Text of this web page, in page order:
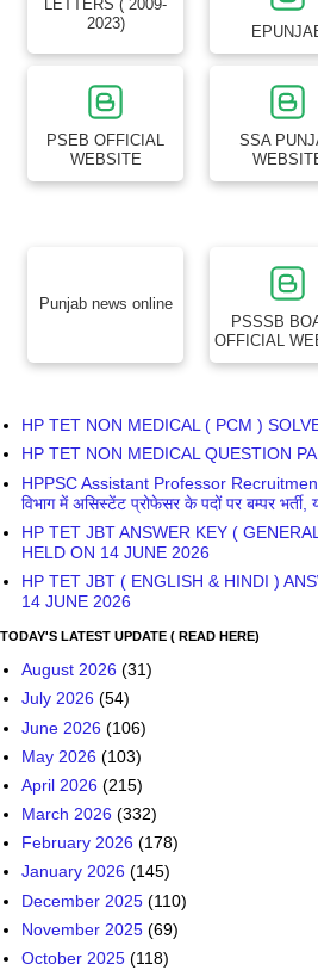
LETTERS ( 2009-
2023)
PSEB OFFICIAL
WEBSITE
SSA
Punjab news online
PSSSB
OFFICIAL
HP TET NON MEDICAL ( PCM )
HP TET NON MEDICAL QUESTION
HPPSC Assistant Professor Recruitment
विभाग में असिस्टेंट प्रोफेसर के पदों पर बम्पर भर्ती,
HP TET JBT ANSWER KEY (
HELD ON 14 JUNE 2026
HP TET JBT ( ENGLISH & HINDI )
14 JUNE 2026
TODAY'S LATEST UPDATE ( READ HERE)
August 2026 (31)
July 2026 (54)
June 2026 (106)
May 2026 (103)
April 2026 (215)
March 2026 (332)
February 2026 (178)
January 2026 (145)
December 2025 (110)
November 2025 (69)
October 2025 (118)